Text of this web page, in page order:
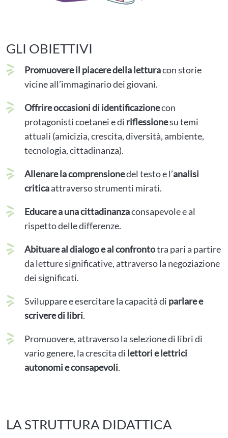
GLI OBIETTIVI
Promuovere il piacere della letturacon storie
vicine all’immaginario dei giovani.
Offrire occasioni di identificazionecon
protagonisti coetanei e di riflessionesu temi
attuali (amicizia, crescita, diversità, ambiente,
tecnologia, cittadinanza).
Allenare la comprensionedel testo e l’analisi
criticaattraverso strumenti mirati.
Educare a una cittadinanzaconsapevole e al
rispetto delle differenze.
Abituare al dialogo e al confrontotra pari a partire
da letture significative, attraverso la negoziazione
dei significati.
Sviluppare e esercitare la capacità di parlare e
scrivere di libri.
Promuovere, attraverso la selezione di libri di
vario genere, la crescita di lettori e lettrici
autonomi e consapevoli.
LA STRUTTURA DIDATTICA